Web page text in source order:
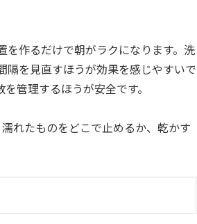
作るだけで朝がラクになります。洗
を見直すほうが効果を感じやすいで
管理するほうが安全です。
れたものをどこで止めるか、乾かす